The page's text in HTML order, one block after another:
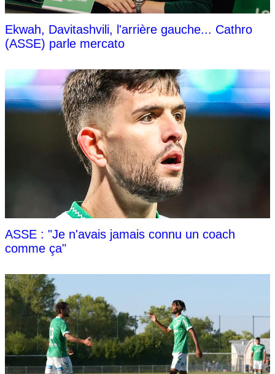
Ekwah, Davitashvili, l'arrière gauche... Cathro
(ASSE) parle mercato
ASSE : "Je n'avais jamais connu un coach
comme ça"